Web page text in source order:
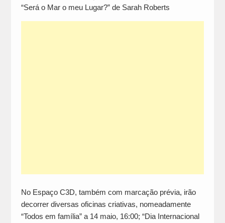
“Será o Mar o meu Lugar?” de Sarah Roberts
No Espaço C3D, também com marcação prévia, irão
decorrer diversas oficinas criativas, nomeadamente
“Todos em família” a 14 maio, 16:00; “Dia Internacional